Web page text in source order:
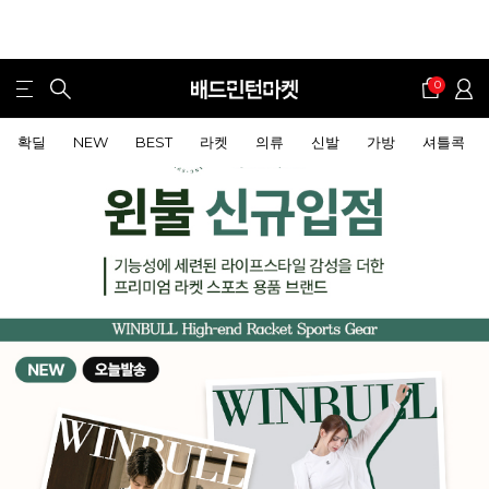
0
확딜 NEW BEST 라켓 의류 신발 가방 셔틀콕